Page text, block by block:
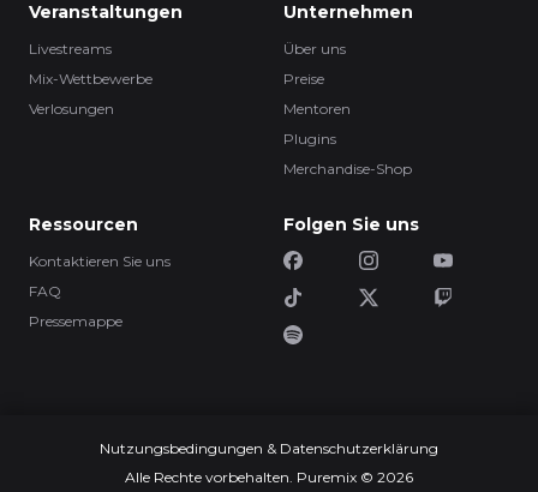
Veranstaltungen
Livestreams
Mix-Wettbewerbe
Verlosungen
Unternehmen
Über uns
Preise
Mentoren
Plugins
Merchandise-Shop
Ressourcen
Kontaktieren Sie uns
FAQ
Pressemappe
Folgen Sie uns
Nutzungsbedingungen & Datenschutzerklärung
Alle Rechte vorbehalten. Puremix © 2026